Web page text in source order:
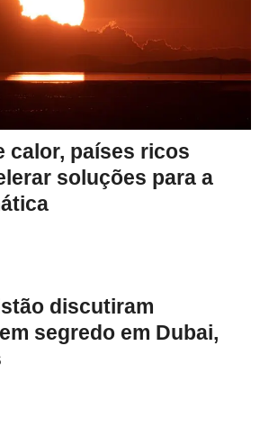
calor, países ricos
soluções para a
discutiram
segredo em Dubai,